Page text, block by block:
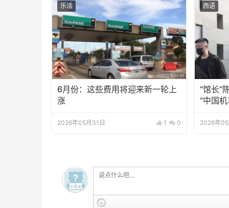
乐活
6月份：这些费用将迎来新一轮上
涨
2026年05月31日 1 0
西语
“馆长”
“中国
2026年